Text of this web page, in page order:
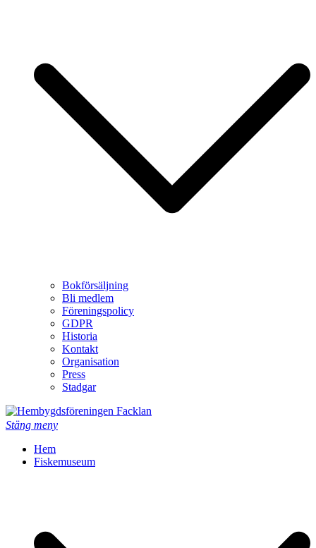
Bokförsäljning
Bli medlem
Föreningspolicy
GDPR
Historia
Kontakt
Organisation
Press
Stadgar
Stäng meny
Hem
Fiskemuseum